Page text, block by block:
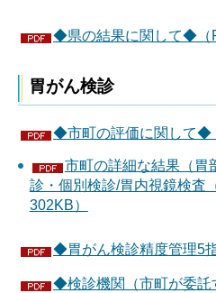
◆県の結果に関して◆（
胃がん検診
◆市町の評価に関して◆
市町の詳細な結果（胃
診・個別検診/胃内視鏡検査
302KB）
◆胃がん検診精度管理5
◆検診機関（市町が委託